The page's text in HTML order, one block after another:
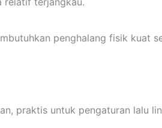
penghalang fisik kuat
praktis untuk pengaturan lalu